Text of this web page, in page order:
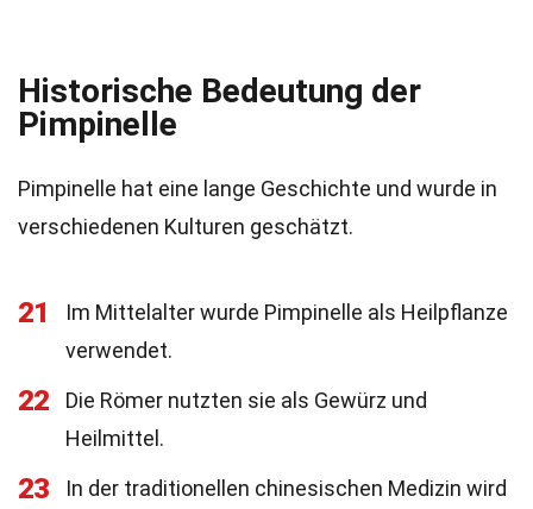
Historische Bedeutung der
Pimpinelle
Pimpinelle hat eine lange Geschichte und wurde in
verschiedenen Kulturen geschätzt.
21
Im Mittelalter wurde Pimpinelle als Heilpflanze
verwendet.
22
Die Römer nutzten sie als Gewürz und
Heilmittel.
23
In der traditionellen chinesischen Medizin wird